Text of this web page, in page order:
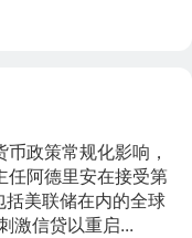
币政策常规化影响，
任阿德里安在接受第
美联储在内的全球
激信贷以重启...